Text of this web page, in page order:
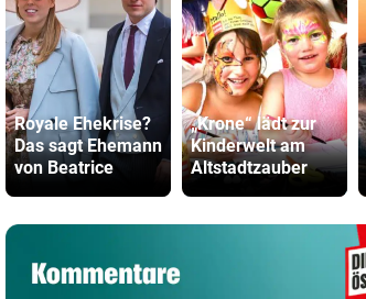
Royale Ehekrise?
Das sagt Ehemann
von Beatrice
„Krone“ lädt zur
Kinderwelt am
Altstadtzauber